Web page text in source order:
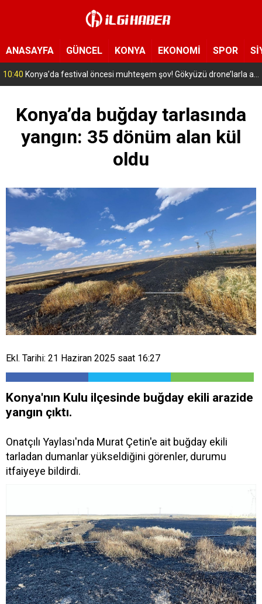
ANASAYFA GÜNCEL KONYA EKONOMİ SPOR
10:37 Bahçelievler’de boşaltılan 4 katlı bina çöktü
Konya’da buğday tarlasında
yangın: 35 dönüm alan kül
oldu
Ekl. Tarihi: 21 Haziran 2025 saat 16:27
Konya'nın Kulu ilçesinde buğday ekili arazide
yangın çıktı.
Onatçılı Yaylası'nda Murat Çetin'e ait buğday ekili
tarladan dumanlar yükseldiğini görenler, durumu
itfaiyeye bildirdi.